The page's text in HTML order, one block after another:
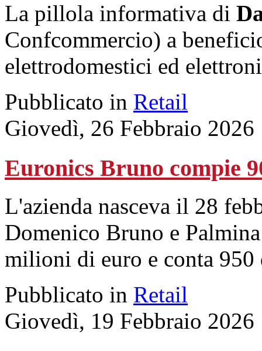
La pillola informativa di
Confcommercio) a
elettrodomestici ed
Pubblicato in Retail
Giovedì, 26 Febbraio 2026
Euronics Bruno compie
L'azienda nasceva il 28
Domenico Bruno e
milioni di euro e conta 950
Pubblicato in Retail
Giovedì, 19 Febbraio 2026